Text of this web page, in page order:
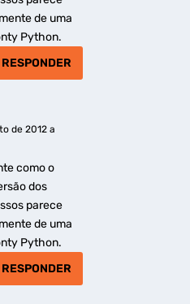
de uma
Python.
RESPONDER
de 2012 a
como o
dos
parece
de uma
Python.
RESPONDER